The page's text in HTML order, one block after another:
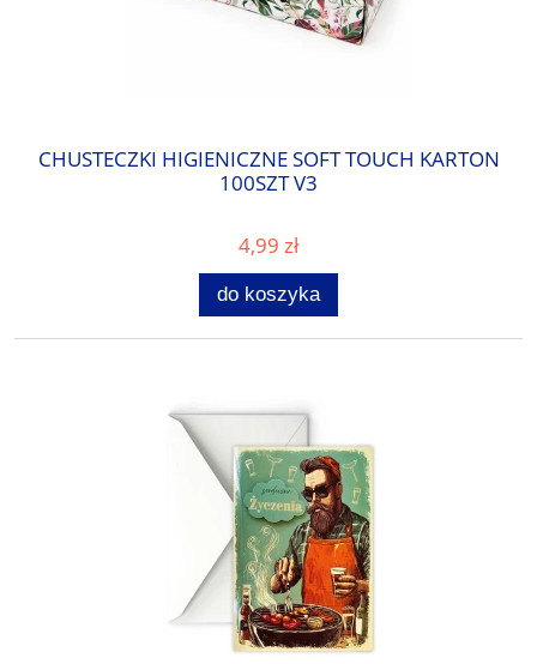
CHUSTECZKI HIGIENICZNE SOFT TOUCH KARTON
100SZT V3
4,99 zł
do koszyka